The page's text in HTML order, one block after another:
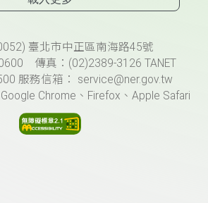
臺北市中正區南海路45號
傳真：(02)2389-3126 TANET
服務信箱： service@ner.gov.tw
Chrome、Firefox、Apple Safari